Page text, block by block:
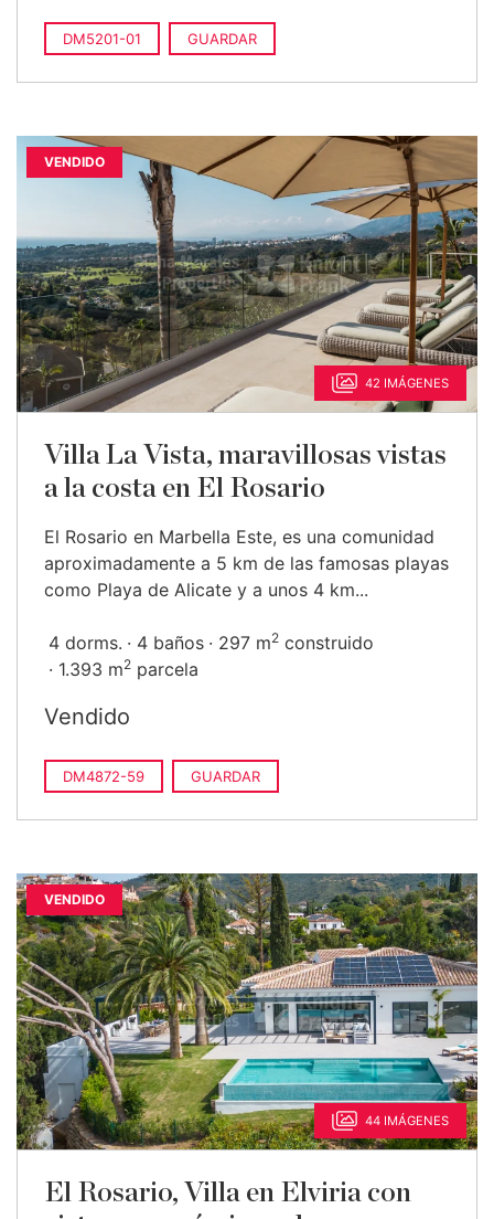
DM5201-01 GUARDAR
VENDIDO
42 IMÁGENES
Villa La Vista, maravillosas vistas
a la costa en El Rosario
El Rosario en Marbella Este, es una comunidad
aproximadamente a 5 km de las famosas playas
como Playa de Alicate y a unos 4 km...
4 dorms. 4 baños 297 m2 construido
1.393 m2 parcela
Vendido
DM4872-59 GUARDAR
VENDIDO
44 IMÁGENES
El Rosario, Villa en Elviria con